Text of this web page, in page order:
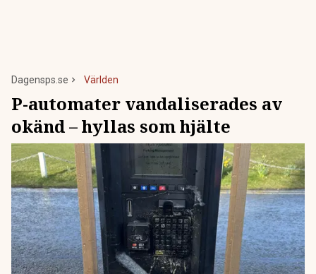
Dagensps.se Världen
P-automater vandaliserades av
okänd – hyllas som hjälte